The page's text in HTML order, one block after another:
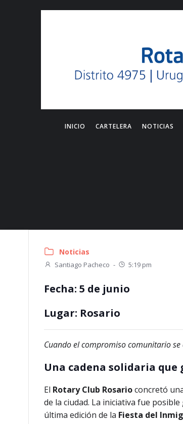
INICIO CARTELERA NOTICIAS
Noticias
Santiago Pacheco - 5:19 pm
Fecha: 5 de junio
Lugar: Rosario
Cuando el compromiso comunitario
Una cadena solidaria que
El Rotary Club Rosarioconcretó
de la ciudad. La iniciativa fue
última edición de la Fiesta del